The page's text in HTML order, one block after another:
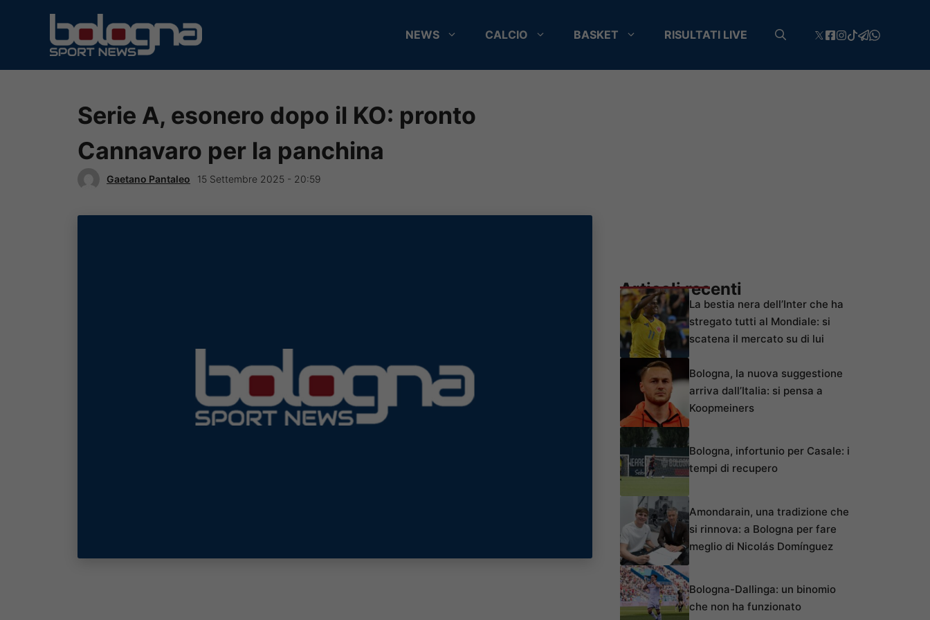
contenuto
NEWS CALCIO BASKET RISULTATI LIVE
Serie A, esonero dopo il KO: pronto
Cannavaro per la panchina
Gaetano Pantaleo 15 Settembre 2025 - 20:59
Articoli recenti
La bestia nera dell’Inter che ha
stregato tutti al Mondiale: si
scatena il mercato su di lui
Bologna, la nuova suggestione
arriva dall’Italia: si pensa a
Koopmeiners
Bologna, infortunio per Casale: i
tempi di recupero
Amondarain, una tradizione che
si rinnova: a Bologna per fare
meglio di Nicolás Domínguez
Bologna-Dallinga: un binomio
che non ha funzionato